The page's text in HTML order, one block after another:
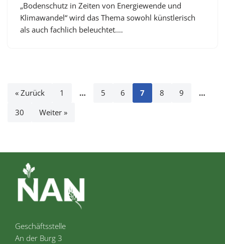
„Bodenschutz in Zeiten von Energiewende und
Klimawandel“ wird das Thema sowohl künstlerisch
als auch fachlich beleuchtet.…
« Zurück 1 … 5 6 7 8 9
…
30
Weiter »
Geschäftsstelle
An der Burg 3